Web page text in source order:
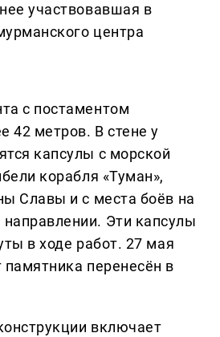
участвовавшая в
центра
с постаментом
42 метров. В стене у
капсулы с морской
корабля «Туман»,
Славы и с места боёв на
Эти капсулы
в ходе работ. 27 мая
перенесён в
включает